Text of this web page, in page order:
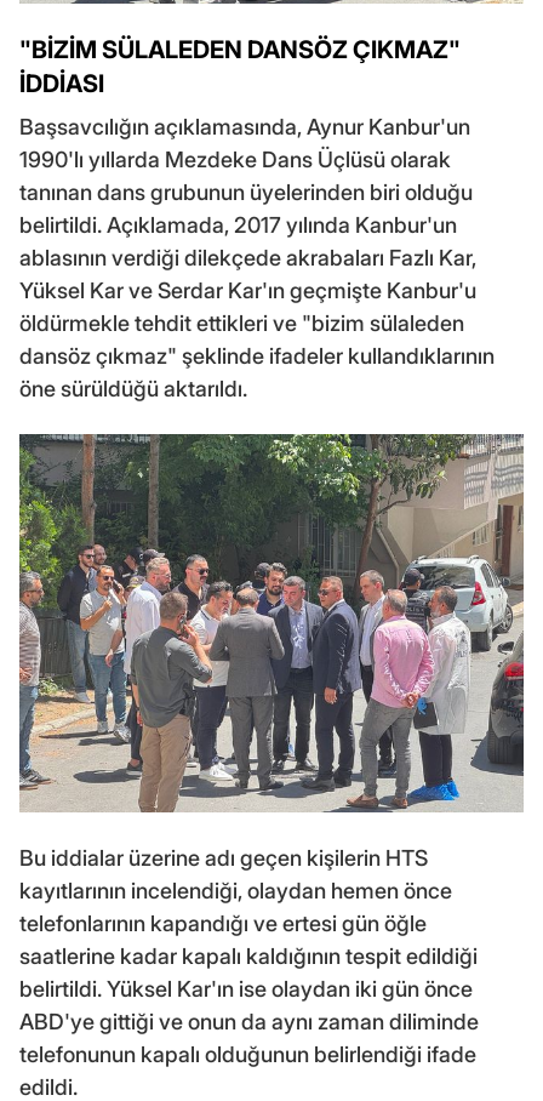
"BİZİM SÜLALEDEN DANSÖZ ÇIKMAZ"
İDDİASI
Başsavcılığın açıklamasında, Aynur Kanbur'un
1990'lı yıllarda Mezdeke Dans Üçlüsü olarak
tanınan dans grubunun üyelerinden biri olduğu
belirtildi. Açıklamada, 2017 yılında Kanbur'un
ablasının verdiği dilekçede akrabaları Fazlı Kar,
Yüksel Kar ve Serdar Kar'ın geçmişte Kanbur'u
öldürmekle tehdit ettikleri ve "bizim sülaleden
dansöz çıkmaz" şeklinde ifadeler kullandıklarının
öne sürüldüğü aktarıldı.
Bu iddialar üzerine adı geçen kişilerin HTS
kayıtlarının incelendiği, olaydan hemen önce
telefonlarının kapandığı ve ertesi gün öğle
saatlerine kadar kapalı kaldığının tespit edildiği
belirtildi. Yüksel Kar'ın ise olaydan iki gün önce
ABD'ye gittiği ve onun da aynı zaman diliminde
telefonunun kapalı olduğunun belirlendiği ifade
edildi.